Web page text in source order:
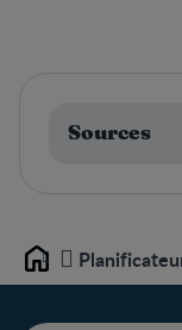
Sources
Home